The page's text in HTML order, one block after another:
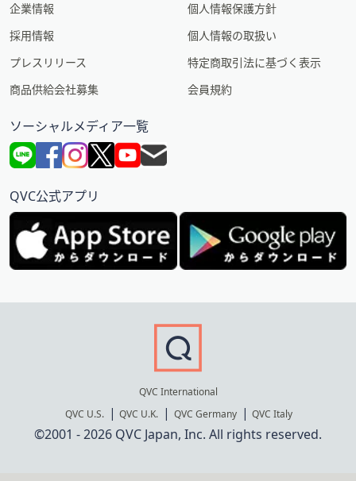
企業情報
採用情報
プレスリリース
商品供給会社募集
個人情報保護方針
個人情報の取扱い
特定商取引法に基づく表示
会員規約
ソーシャルメディア一覧
QVC公式アプリ
QVC International
QVC U.S.
QVC U.K. QVC Germany QVC Italy
©2001 - 2026 QVC Japan, Inc. All rights reserved.